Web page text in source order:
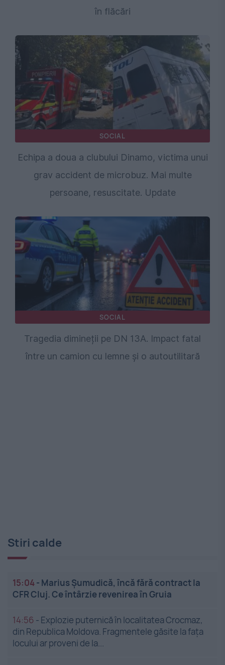
în flăcări
SOCIAL
Echipa a doua a clubului Dinamo, victima unui
grav accident de microbuz. Mai multe
persoane, resuscitate. Update
SOCIAL
Tragedia dimineții pe DN 13A. Impact fatal
între un camion cu lemne și o autoutilitară
Stiri calde
15:04- Marius Șumudică, încă fără contract la
CFR Cluj. Ce întârzie revenirea în Gruia
14:56 - Explozie puternică în localitatea Crocmaz,
din Republica Moldova. Fragmentele găsite la fața
locului ar proveni de la...